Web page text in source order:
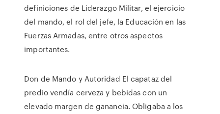
definiciones de Liderazgo Militar, el ejercicio
del mando, el rol del jefe, la Educación en las
Fuerzas Armadas, entre otros aspectos
importantes.
Don de Mando y Autoridad El capataz del
predio vendía cerveza y bebidas con un
elevado margen de ganancia. Obligaba a los